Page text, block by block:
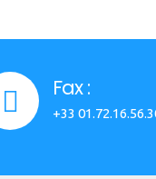
Fax :
+33